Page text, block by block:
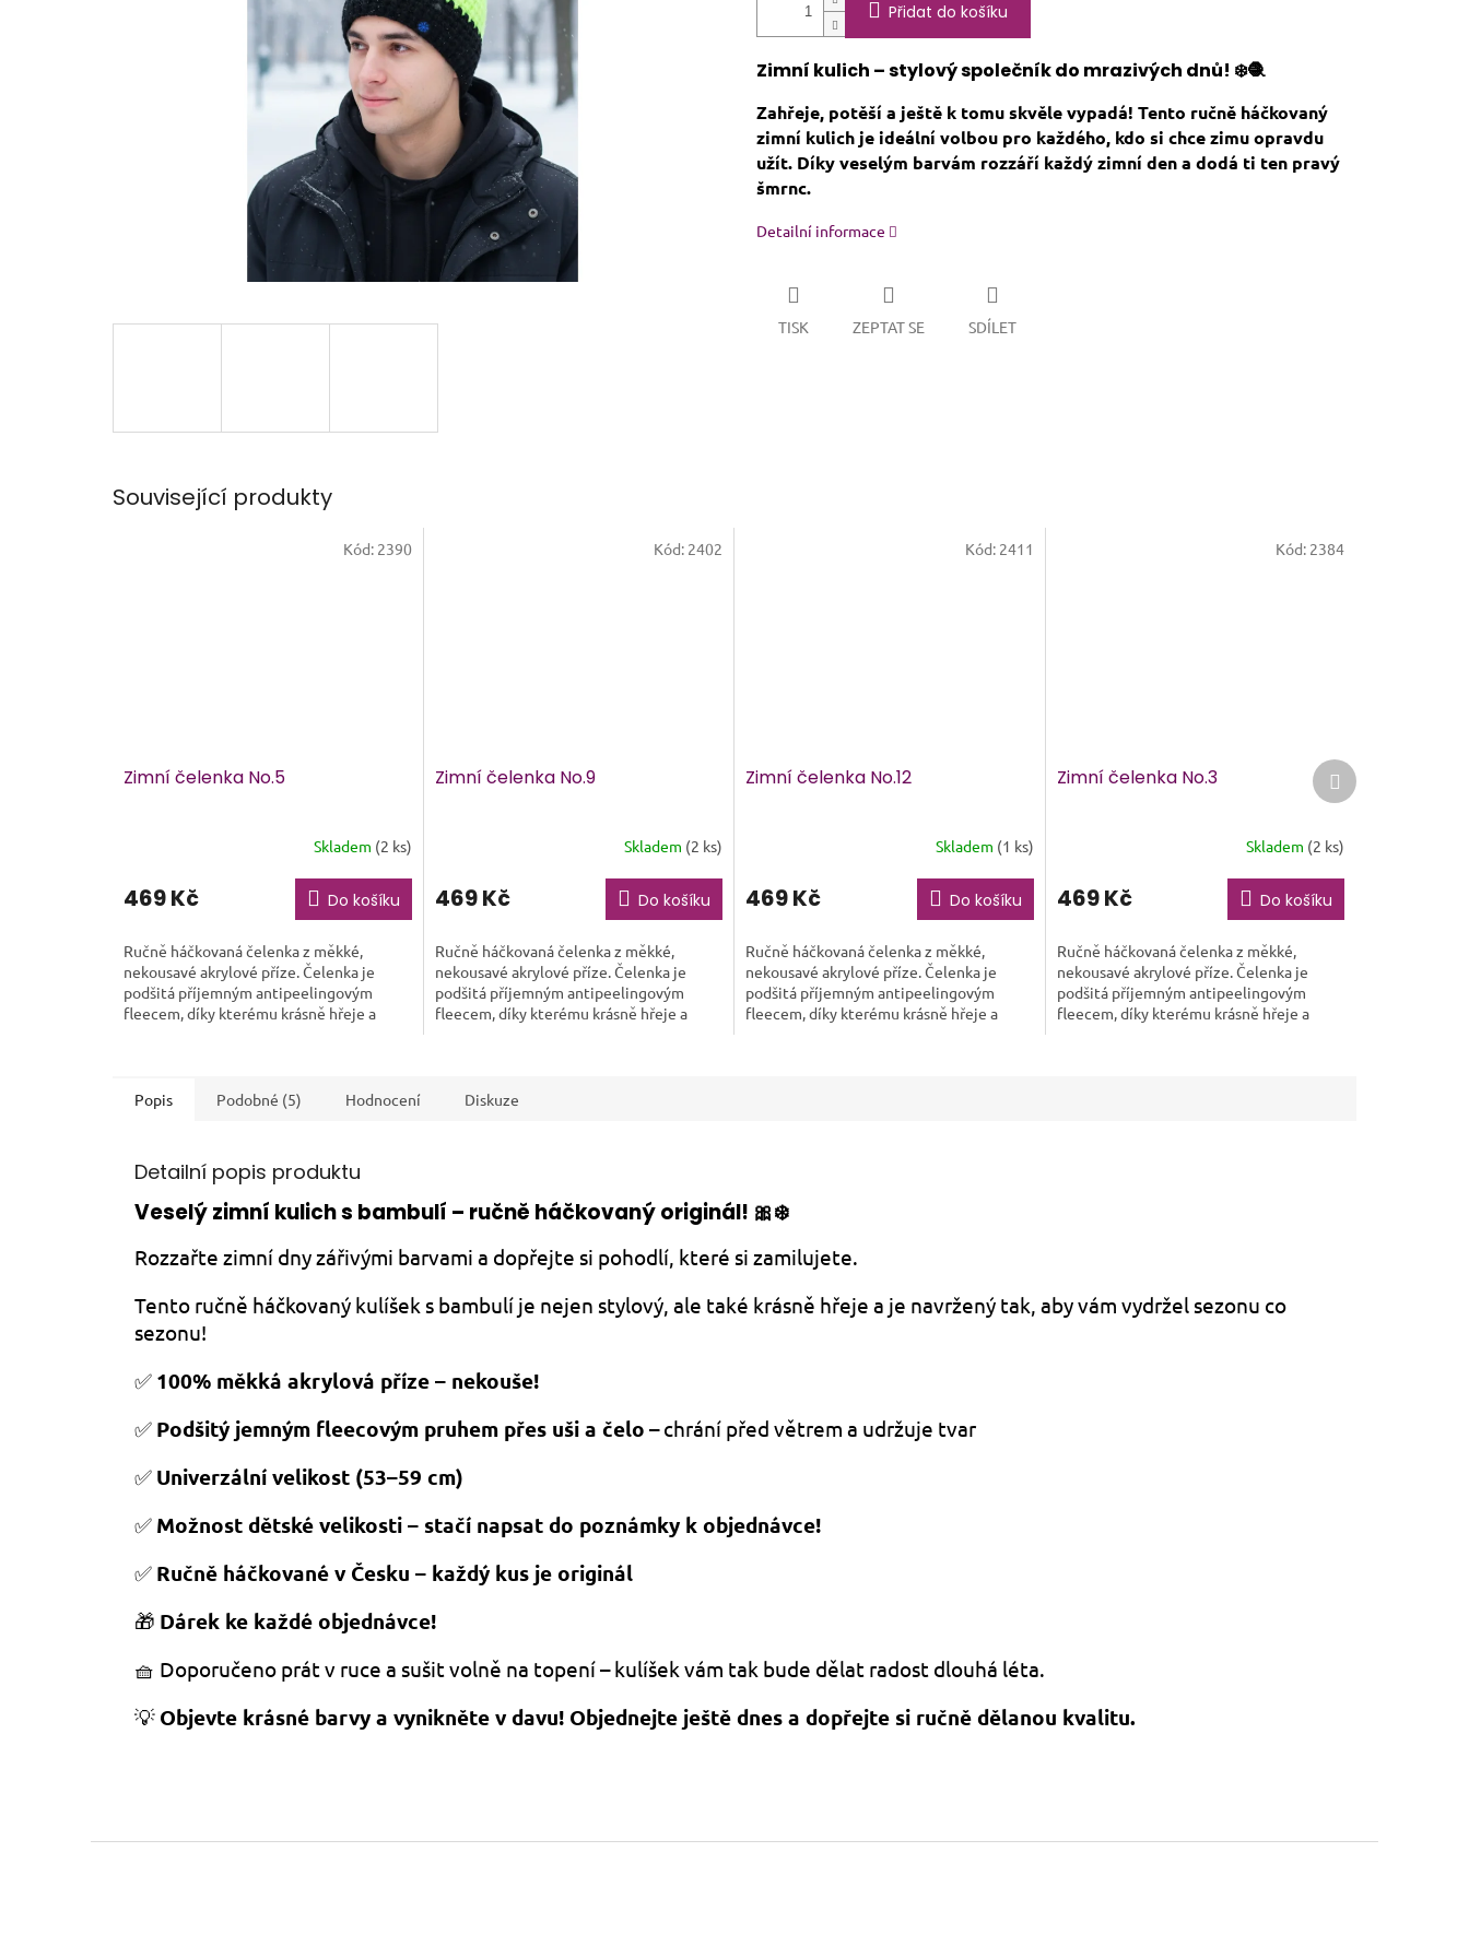
Přidat do košíku
Zimní kulich – stylový společník do mrazivých dnů! ❄️🧶
Zahřeje, potěší a ještě k tomu skvěle vypadá! Tento ručně háčkovaný
zimní kulich je ideální volbou pro každého, kdo si chce zimu opravdu
užít. Díky veselým barvám rozzáří každý zimní den a dodá ti ten pravý
šmrnc.
Detailní informace
TISK ZEPTAT SE SDÍLET
Související produkty
Zimní čelenka No.5
Skladem (2 ks)
469 Kč Do košíku
Ručně háčkovaná čelenka z měkké,
nekousavé akrylové příze. Čelenka je
podšitá příjemným antipeelingovým
fleecem, díky kterému krásně hřeje a
Kód: 2390
Zimní čelenka No.9
Skladem (2 ks)
469 Kč Do košíku
Ručně háčkovaná čelenka z měkké,
nekousavé akrylové příze. Čelenka je
podšitá příjemným antipeelingovým
fleecem, díky kterému krásně hřeje a
Kód: 2402
Zimní čelenka No.12
produktu
je
z
5
hvězdiček.
Skladem (1 ks)
469 Kč Do košíku
Ručně háčkovaná čelenka z měkké,
nekousavé akrylové příze. Čelenka je
podšitá příjemným antipeelingovým
fleecem, díky kterému krásně hřeje a
Kód: 2411
Zimní čelenka No.3
Skladem (2 ks)
469 Kč Do košíku
Ručně háčkovaná čelenka z měkké,
nekousavé akrylové příze. Čelenka je
podšitá příjemným antipeelingovým
fleecem, díky kterému krásně hřeje a
Kód: 2384
Další
produkt
Popis Podobné (5) Hodnocení Diskuze
Detailní popis produktu
Veselý zimní kulich s bambulí – ručně háčkovaný originál! 🎀❄️
Rozzařte zimní dny zářivými barvami a dopřejte si pohodlí, které si zamilujete.
Tento ručně háčkovaný kulíšek s bambulí je nejen stylový, ale také krásně hřeje a je navržený tak, aby vám vydržel sezonu co
sezonu!
✅ 100% měkká akrylová příze – nekouše!
✅ Podšitý jemným fleecovým pruhem přes uši a čelo – chrání před větrem a udržuje tvar
✅ Univerzální velikost (53–59 cm)
✅ Možnost dětské velikosti – stačí napsat do poznámky k objednávce!
✅ Ručně háčkované v Česku – každý kus je originál
🎁 Dárek ke každé objednávce!
🧺 Doporučeno prát v ruce a sušit volně na topení – kulíšek vám tak bude dělat radost dlouhá léta.
💡 Objevte krásné barvy a vynikněte v davu! Objednejte ještě dnes a dopřejte si ručně dělanou kvalitu.